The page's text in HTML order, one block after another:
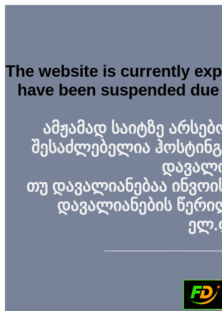
The website is currently
have been suspended
ამჟამად საიტზე
შესაძლებელია
თუ დავალიანებაა
დავალიანების